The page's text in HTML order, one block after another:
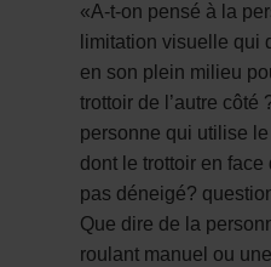
«A-t-on pensé à la
limitation visuelle qui
en son plein milieu
trottoir de l’autre côté
personne qui utilise
dont le trottoir en face
pas déneigé?
Que dire de la
roulant manuel ou